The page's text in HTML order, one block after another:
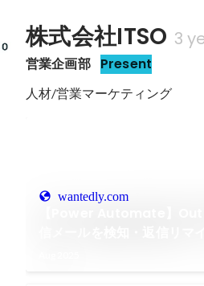
株式会社ITSO 3
営業企画部 Present
人材/営業マーケティング
wantedly.com